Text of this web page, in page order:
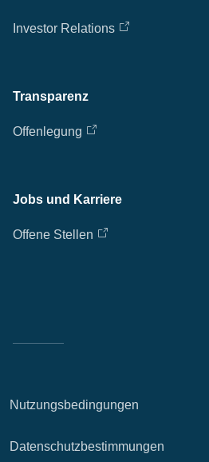
Investor Relations
Transparenz
Offenlegung
Jobs und Karriere
Offene Stellen
Nutzungsbedingungen
Datenschutzbestimmungen